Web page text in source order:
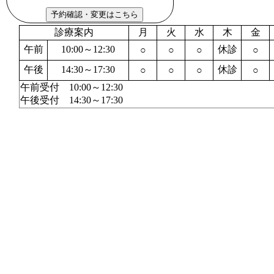
診療案内 月 火 水 木 金
午前
10:00～12:30 ○ ○ ○ 休診 ○
午後
14:30～17:30 ○ ○ ○ 休診 ○
午前受付 10:00～12:30
午後受付 14:30～17:30